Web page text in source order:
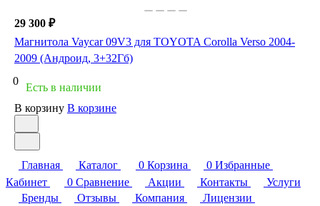
29 300 ₽
Магнитола Vaycar 09V3 для TOYOTA Corolla Verso 2004-
2009 (Андроид, 3+32Гб)
0
Есть в наличии
В корзину В корзине
Главная Каталог 0 Корзина 0 Избранные
Кабинет
0 Сравнение Акции Контакты
Услуги
Бренды
Отзывы Компания
Лицензии